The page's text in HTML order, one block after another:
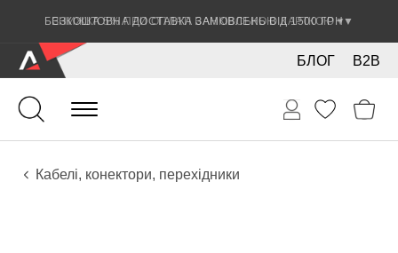
ЗНИЖКА 5% ПРИ ОПЛАТІ БАНКІВСЬКОЮ КАРТКОЮ ▼
B2B
БЛОГ
Гітари
Електро інструменти
Звукове обладнання
Кабелі, конектори, перехідники